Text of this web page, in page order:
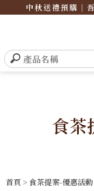
中秋送禮預購｜
食茶
首頁 > 食茶提案-優惠活動